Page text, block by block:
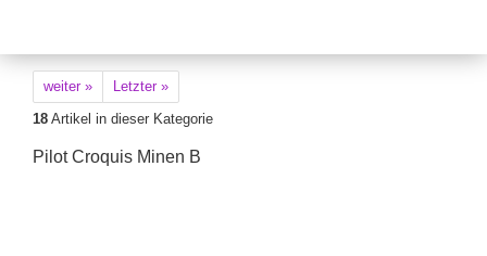
weiter »
Letzter »
18 Artikel in dieser Kategorie
Pilot Croquis Minen B